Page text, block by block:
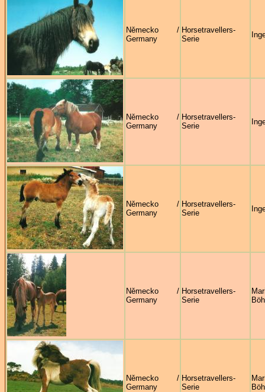
Německo /
Germany
Horsetravellers-
Serie
Německo /
Germany
Horsetravellers-
Serie
Německo /
Germany
Horsetravellers-
Serie
Německo /
Germany
Horsetravellers-
Serie
Německo /
Germany
Horsetravellers-
Serie